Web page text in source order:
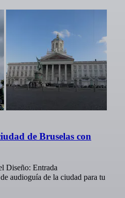
de Bruselas con
Diseño: Entrada
audioguía de la ciudad para tu